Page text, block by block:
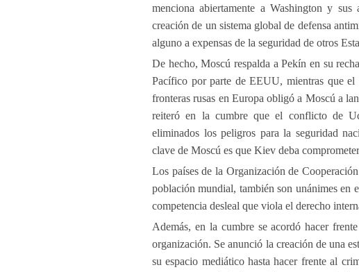
menciona abiertamente a Washington y
creación de un sistema global de defensa
alguno a expensas de la seguridad de otros
De hecho, Moscú respalda a Pekín en su
Pacífico por parte de EEUU, mientras que
fronteras rusas en Europa obligó a Moscú a
reiteró en la cumbre que el conflicto de
eliminados los peligros para la seguridad
clave de Moscú es que Kiev deba
Los países de la Organización de
población mundial, también son unánimes en
competencia desleal que viola el derecho
Además, en la cumbre se acordó hacer
organización. Se anunció la creación de una
su espacio mediático hasta hacer frente al